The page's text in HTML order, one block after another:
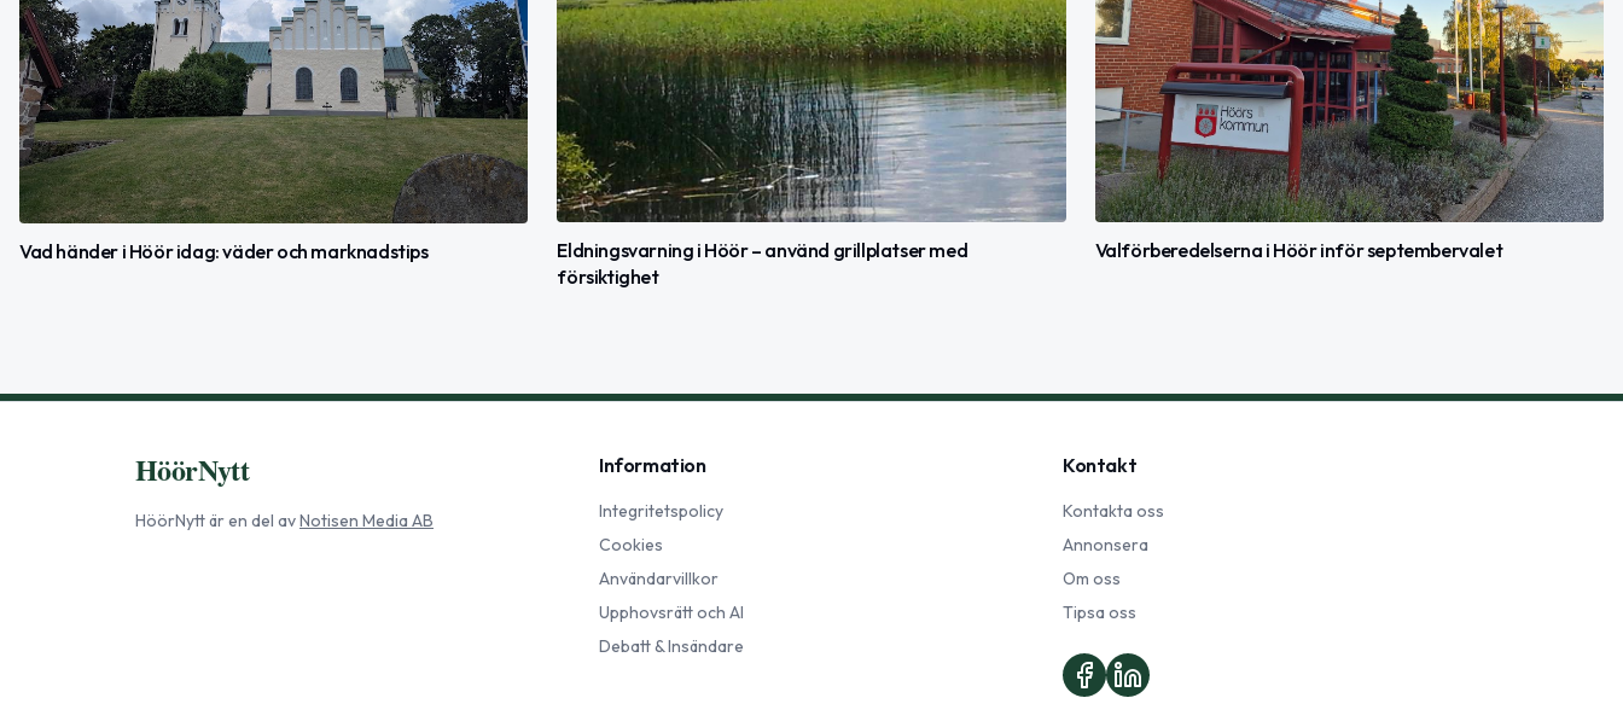
Vad händer i Höör idag: väder och marknadstips
Eldningsvarning i Höör – använd grillplatser med
försiktighet
Valförberedelserna i Höör inför septembervalet
HöörNytt
HöörNyttär en del avNotisen Media AB
Information
Integritetspolicy
Cookies
Användarvillkor
Upphovsrätt och AI
Debatt & Insändare
Kontakt
Kontakta oss
Annonsera
Om oss
Tipsa oss